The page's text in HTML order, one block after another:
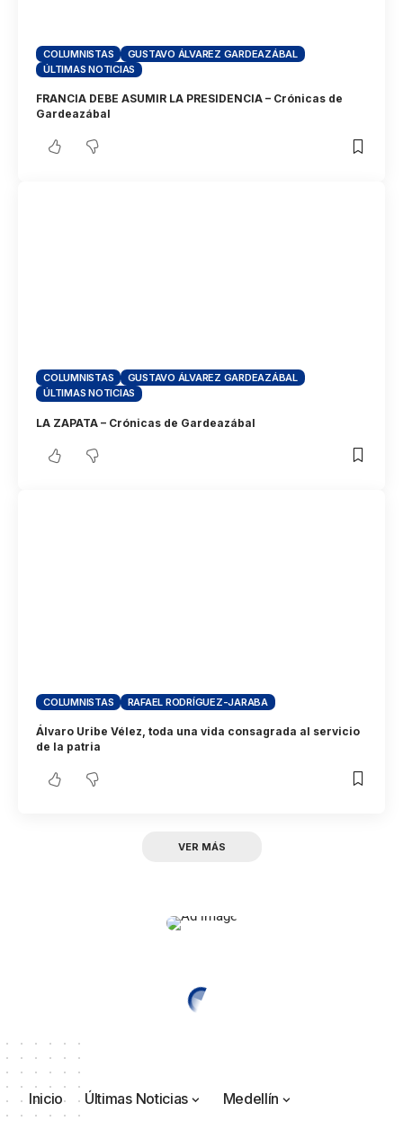
COLUMNISTAS
GUSTAVO ÁLVAREZ GARDEAZÁBAL
ÚLTIMAS NOTICIAS
FRANCIA DEBE ASUMIR LA PRESIDENCIA – Crónicas de
Gardeazábal
COLUMNISTAS
GUSTAVO ÁLVAREZ GARDEAZÁBAL
ÚLTIMAS NOTICIAS
LA ZAPATA – Crónicas de Gardeazábal
COLUMNISTAS RAFAEL RODRÍGUEZ-JARABA
Álvaro Uribe Vélez, toda una vida consagrada al servicio
de la patria
VER MÁS
Inicio Últimas Noticias Medellín